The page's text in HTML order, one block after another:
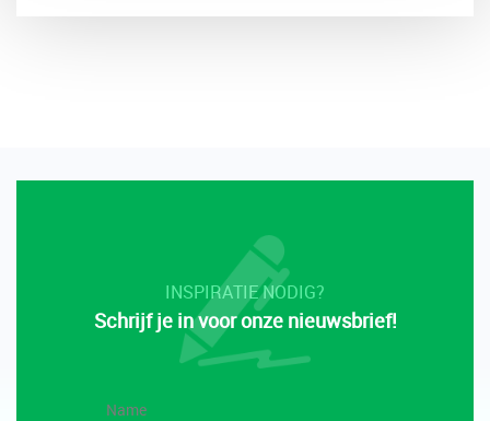
INSPIRATIE NODIG?
Schrijf je in voor onze nieuwsbrief!